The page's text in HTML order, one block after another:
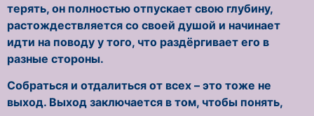
терять, он полностью отпускает свою глубину,
растождествляется со своей душой и начинает
идти на поводу у того, что раздёргивает его в
разные стороны.
Собраться и отдалиться от всех – это тоже не
выход. Выход заключается в том, чтобы понять,